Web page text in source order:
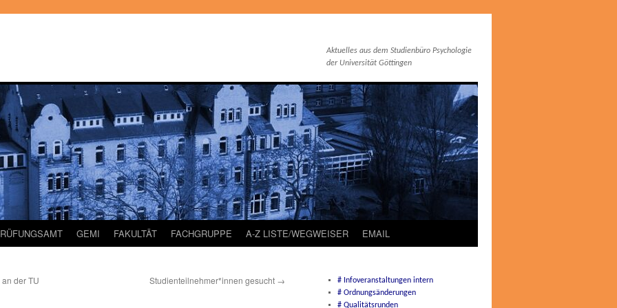
Aktuelles aus dem Studienbüro Psychologie
der Universität Göttingen
GEMI FAKULTÄT FACHGRUPPE A-Z LISTE/WEGWEISER EMAIL
der TU
Studienteilnehmer*innen gesucht →
# Infoveranstaltungen intern
# Ordnungsänderungen
# Qualitätsrunden